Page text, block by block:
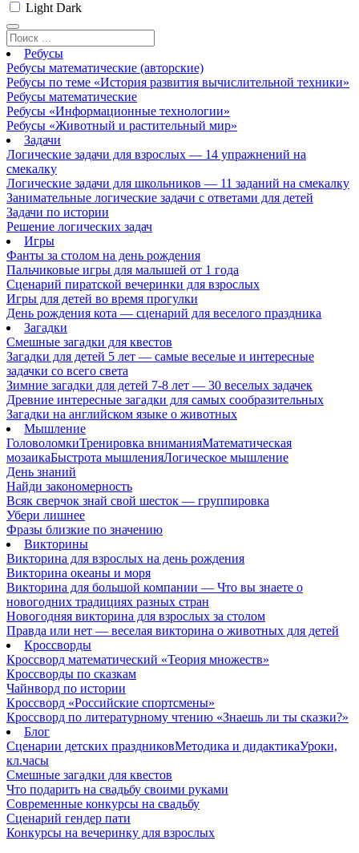
Light Dark
Ребусы
Ребусы математические (авторские)
Ребусы по теме «История развития вычислительной техники»
Ребусы математические
Ребусы «Информационные технологии»
Ребусы «Животный и растительный мир»
Задачи
Логические задачи для взрослых — 14 упражнений на
смекалку
Логические задачи для школьников — 11 заданий на смекалку
Занимательные логические задачи с ответами для детей
Задачи по истории
Решение логических задач
Игры
Фанты за столом на день рождения
Пальчиковые игры для малышей от 1 года
Сценарий пиратской вечеринки для взрослых
Игры для детей во время прогулки
День рождения кота — сценарий для веселого праздника
Загадки
Смешные загадки для квестов
Загадки для детей 5 лет — самые веселые и интересные
задачки со всего света
Зимние загадки для детей 7-8 лет — 30 веселых задачек
Древние интересные загадки для самых сообразительных
Загадки на английском языке о животных
Мышление
ГоловоломкиТренировка вниманияМатематическая
мозаикаБыстрота мышленияЛогическое мышление
День знаний
Найди закономерность
Всяк сверчок знай свой шесток — группировка
Убери лишнее
Фразы близкие по значению
Викторины
Викторина для взрослых на день рождения
Викторина океаны и моря
Викторина для большой компании — Что вы знаете о
новогодних традициях разных стран
Новогодняя викторина для взрослых за столом
Правда или нет — веселая викторина о животных для детей
Кроссворды
Кроссворд математический «Теория множеств»
Кроссворды по сказкам
Чайнворд по истории
Кроссворд «Российские спортсмены»
Кроссворд по литературному чтению «Знаешь ли ты сказки?»
Блог
Сценарии детских праздниковМетодика и дидактикаУроки,
кл.часы
Смешные загадки для квестов
Что подарить на свадьбу своими руками
Современные конкурсы на свадьбу
Сценарий гендер пати
Конкурсы на вечеринку для взрослых